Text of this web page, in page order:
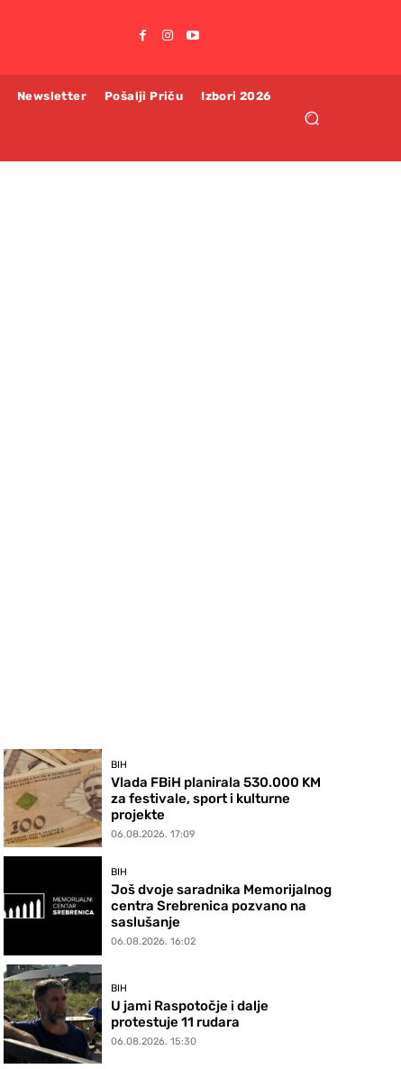
Newsletter Pošalji Priču Izbori 2026
BIH
Vlada FBiH planirala 530.000 KM
za festivale, sport i kulturne
projekte
06.08.2026. 17:09
BIH
Još dvoje saradnika Memorijalnog
centra Srebrenica pozvano na
saslušanje
06.08.2026. 16:02
BIH
U jami Raspotočje i dalje
protestuje 11 rudara
06.08.2026. 15:30